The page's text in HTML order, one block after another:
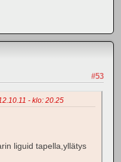
#53
- klo: 20.25
liguid tapella,yllätys